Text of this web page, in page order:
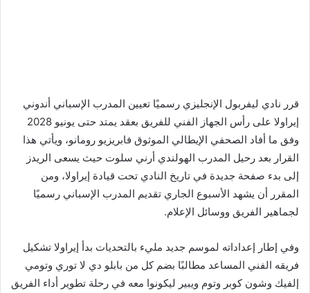
قرر نادي ليفربول الإنجليزي رسميًا تعيين المدرب الإسباني أندوني
إيراولا على رأس الجهاز الفني للفريق بعقد يمتد حتى يونيو 2028
وفق ما أفاد الصحفي الإيطالي الموثوق فابريزيو رومانو، ويأتي هذا
القرار بعد رحيل المدرب الهولندي أرني سلوت حيث يسعى الريدز
إلى بدء صفحة جديدة في تاريخ النادي تحت قيادة إيراولا، ومن
المقرر أن يشهد الأسبوع الجاري تقديم المدرب الإسباني رسميًا
لجماهير الفريق ووسائل الإعلام.
وفي إطار إعداداته لموسم جديد مليء بالتحديات بدأ إيراولا تشكيل
فريقه الفني المساعد مطالبًا بضم كل من بابلو دي لا توري وتومي
إلفيك وشون كوبر وتوم ويبير ليكونوا معه في رحلة تطوير أداء الفريق